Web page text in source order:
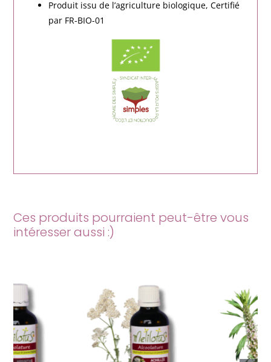
Produit issu de l’agriculture biologique, Certifié
par FR-BIO-01
Ces produits pourraient peut-être vous
intéresser aussi :)